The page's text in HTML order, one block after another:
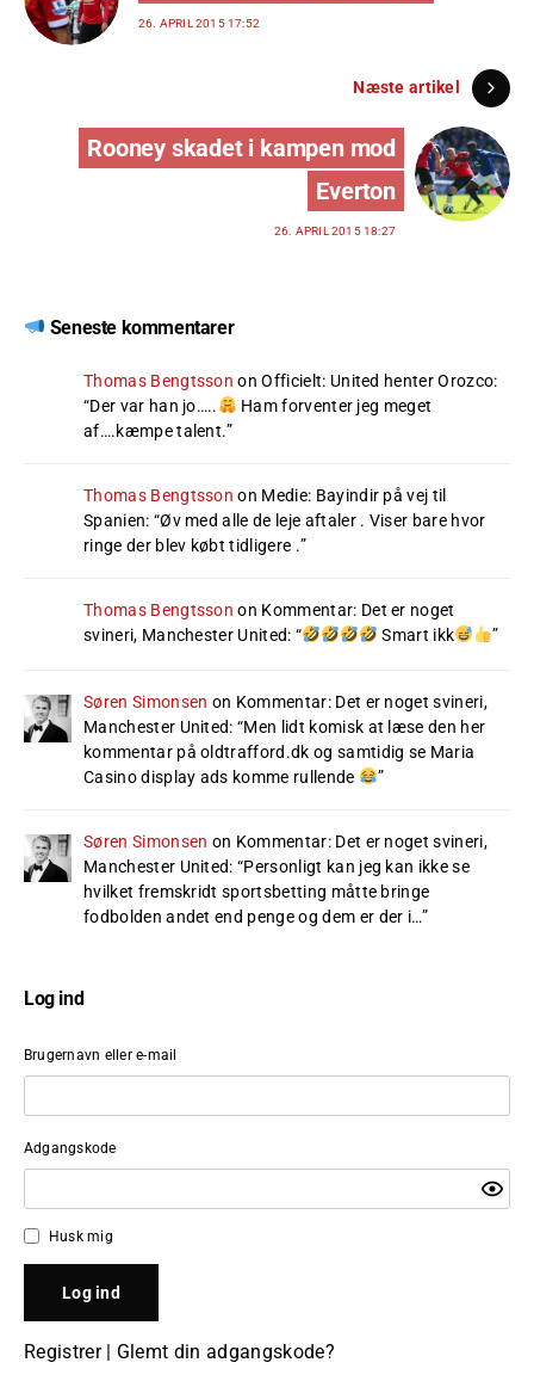
26. APRIL 2015 17:52
Næste artikel
Rooney skadet i kampen mod
Everton
26. APRIL 2015 18:27
Seneste kommentarer
Thomas Bengtsson onOfficielt: United henter Orozco:
“Der var han jo…..
Ham forventer jeg meget
af….kæmpe talent.”
Thomas Bengtsson on Medie: Bayindir på vej til
Spanien: “Øv med alle de leje aftaler . Viser bare hvor
ringe der blev købt tidligere .”
Thomas Bengtsson on Kommentar: Det er noget
svineri, Manchester United: “ Smart ikk ”
Søren Simonsen on Kommentar: Det er noget svineri,
Manchester United: “Men lidt komisk at læse den her
kommentar på oldtrafford.dk og samtidig se Maria
Casino display ads komme rullende
”
Søren Simonsen on Kommentar: Det er noget svineri,
Manchester United: “Personligt kan jeg kan ikke se
hvilket fremskridt sportsbetting måtte bringe
fodbolden andet end penge og dem er der i…”
Log ind
Brugernavn eller e-mail
Adgangskode
Husk mig
Registrer| Glemt din adgangskode?